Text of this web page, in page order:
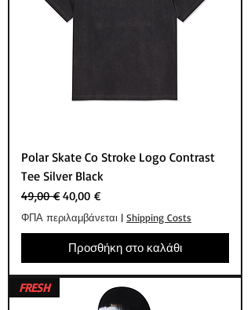
Polar Skate Co Stroke Logo Contrast
Tee Silver Black
Κανονική τιμή
49,00 € Τιμή Έκπτωσης
40,00 €
ΦΠΑ περιλαμβάνεται | Shipping Costs
Προσθήκη στο καλάθι
FRESH